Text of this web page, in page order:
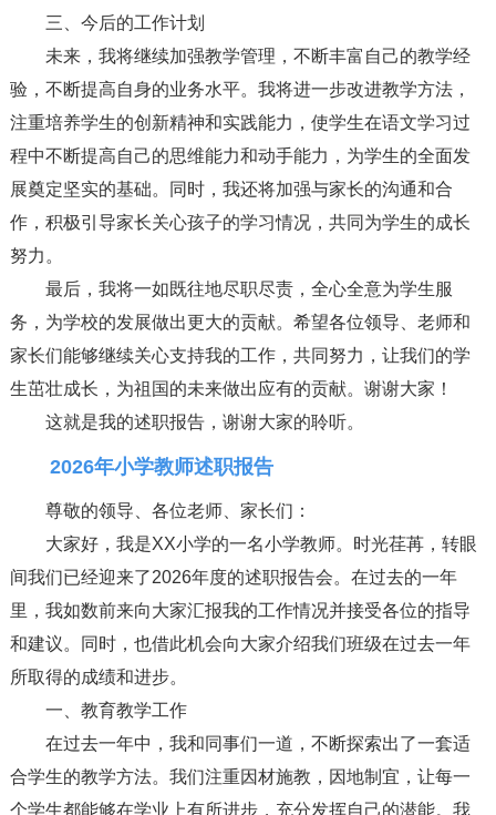
三、今后的工作计划
未来，我将继续加强教学管理，不断丰富自己的教学经
验，不断提高自身的业务水平。我将进一步改进教学方法，
注重培养学生的创新精神和实践能力，使学生在语文学习过
程中不断提高自己的思维能力和动手能力，为学生的全面发
展奠定坚实的基础。同时，我还将加强与家长的沟通和合
作，积极引导家长关心孩子的学习情况，共同为学生的成长
努力。
最后，我将一如既往地尽职尽责，全心全意为学生服
务，为学校的发展做出更大的贡献。希望各位领导、老师和
家长们能够继续关心支持我的工作，共同努力，让我们的学
生茁壮成长，为祖国的未来做出应有的贡献。谢谢大家！
这就是我的述职报告，谢谢大家的聆听。
2026年小学教师述职报告
尊敬的领导、各位老师、家长们：
大家好，我是XX小学的一名小学教师。时光荏苒，转眼
间我们已经迎来了2026年度的述职报告会。在过去的一年
里，我如数前来向大家汇报我的工作情况并接受各位的指导
和建议。同时，也借此机会向大家介绍我们班级在过去一年
所取得的成绩和进步。
一、教育教学工作
在过去一年中，我和同事们一道，不断探索出了一套适
合学生的教学方法。我们注重因材施教，因地制宜，让每一
个学生都能够在学业上有所进步，充分发挥自己的潜能。我